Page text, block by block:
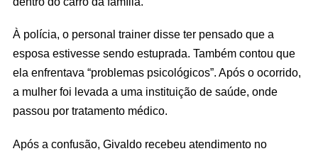
À polícia, o personal trainer disse ter pensado que a
esposa estivesse sendo estuprada. Também contou que
ela enfrentava “problemas psicológicos”. Após o ocorrido,
a mulher foi levada a uma instituição de saúde, onde
passou por tratamento médico.
Após a confusão, Givaldo recebeu atendimento no